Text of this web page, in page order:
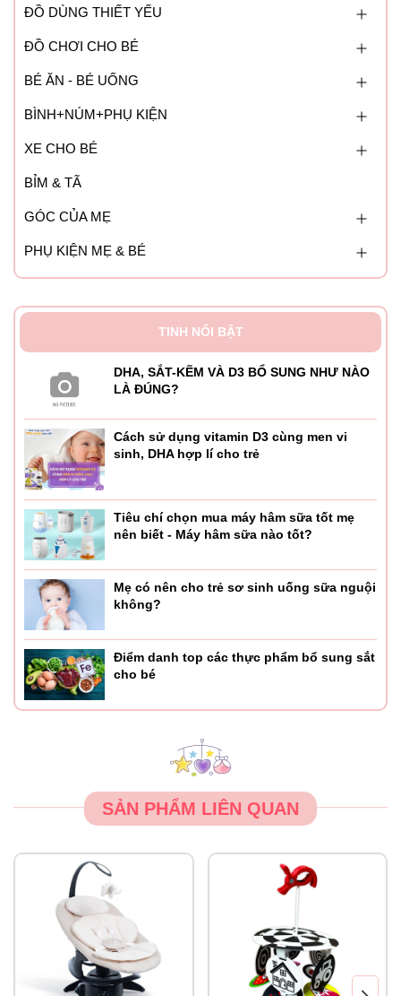
ĐỒ DÙNG THIẾT YẾU
ĐỒ CHƠI CHO BÉ
BÉ ĂN - BÉ UỐNG
BÌNH+NÚM+PHỤ KIỆN
XE CHO BÉ
BỈM & TÃ
GÓC CỦA MẸ
PHỤ KIỆN MẸ & BÉ
TINH NỔI BẬT
DHA, SẮT-KẼM VÀ D3 BỔ SUNG NHƯ NÀO
LÀ ĐÚNG?
Cách sử dụng vitamin D3 cùng men vi
sinh, DHA hợp lí cho trẻ
Tiêu chí chọn mua máy hâm sữa tốt mẹ
nên biết - Máy hâm sữa nào tốt?
Mẹ có nên cho trẻ sơ sinh uống sữa nguội
không?
Điểm danh top các thực phẩm bổ sung sắt
cho bé
SẢN PHẨM LIÊN QUAN